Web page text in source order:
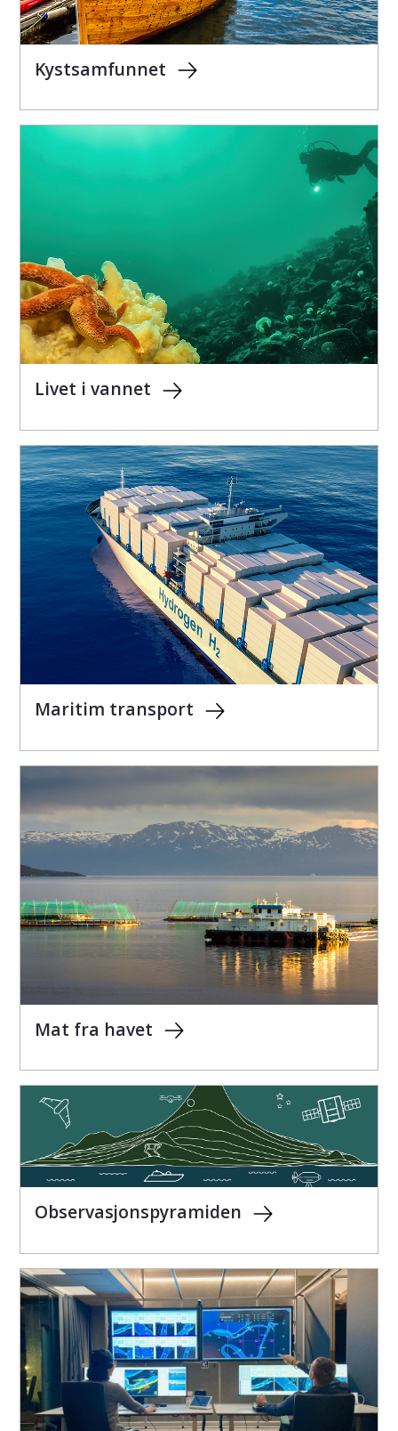
Kystsamfunnet
Livet i vannet
Maritim transport
Mat fra havet
Observasjonspyramiden